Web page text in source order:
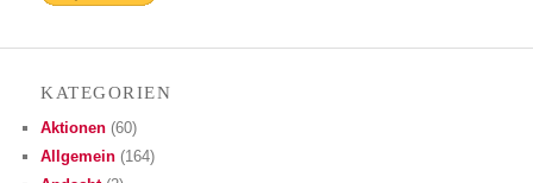
KATE­GO­RIEN
Aktionen (60)
Allgemein (164)